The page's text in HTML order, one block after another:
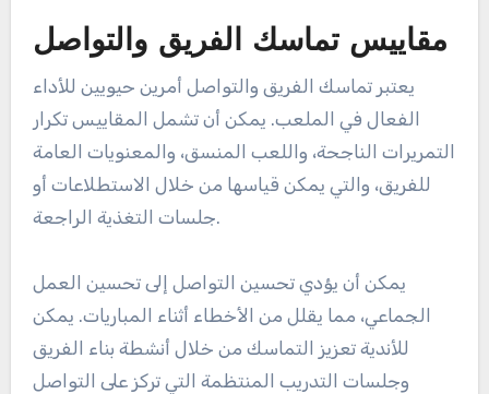
مقاييس تماسك الفريق والتواصل
يعتبر تماسك الفريق والتواصل أمرين حيويين للأداء
الفعال في الملعب. يمكن أن تشمل المقاييس تكرار
التمريرات الناجحة، واللعب المنسق، والمعنويات العامة
للفريق، والتي يمكن قياسها من خلال الاستطلاعات أو
جلسات التغذية الراجعة.
يمكن أن يؤدي تحسين التواصل إلى تحسين العمل
الجماعي، مما يقلل من الأخطاء أثناء المباريات. يمكن
للأندية تعزيز التماسك من خلال أنشطة بناء الفريق
وجلسات التدريب المنتظمة التي تركز على التواصل